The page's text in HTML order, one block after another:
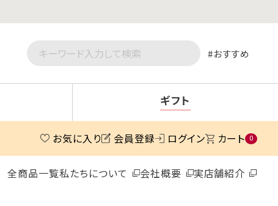
おすすめ
ギフト
お気に入り 会員登録 ログイン カート 0
全商品一覧私たちについて 会社概要 実店舗紹介